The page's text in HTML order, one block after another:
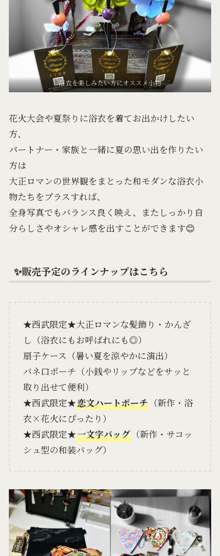
浴衣を楽しみたい方にオススメ小物
花火大会や夏祭りに浴衣を着てお出かけしたい
方、
パートナー・家族と一緒に夏の思い出を作りたい
方は
大正ロマンの世界観をまとった和モダンな浴衣小
物たちをプラスすれば、
全身写真でもバランス良く映え、またしっかり自
分らしさやオシャレ感を出すことができます😊
✨販売予定のラインナップはこちら
★西武限定★大正ロマンな髪飾り・かんざ
し（浴衣にもお呼ばれにも◎）
扇子ケース（暑い夏を涼やかに演出）
バネ口ポーチ（小銭やリップなどをサッと
取り出せて便利）
★西武限定★恋文ハートポーチ（新作・浴
衣×花火にぴったり）
★西武限定★一文字バッグ（新作・サコッ
シュ型の和装バッグ）